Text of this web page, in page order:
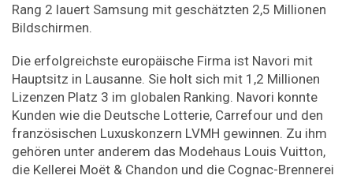
Rang 2 lauert Samsung mit geschätzten 2,5 Millionen
Bildschirmen.
Die erfolgreichste europäische Firma ist Navori mit
Hauptsitz in Lausanne. Sie holt sich mit 1,2 Millionen
Lizenzen Platz 3 im globalen Ranking. Navori konnte
Kunden wie die Deutsche Lotterie, Carrefour und den
französischen Luxuskonzern LVMH gewinnen. Zu ihm
gehören unter anderem das Modehaus Louis Vuitton,
die Kellerei Moët & Chandon und die Cognac-Brennerei